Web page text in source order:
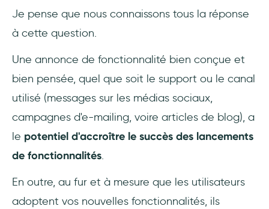
Je pense que nous connaissons tous la réponse
à cette question.
Une annonce de fonctionnalité bien conçue et
bien pensée, quel que soit le support ou le canal
utilisé (messages sur les médias sociaux,
campagnes d'e-mailing, voire articles de blog), a
le potentiel d'accroître le succès des lancements
de fonctionnalités.
En outre, au fur et à mesure que les utilisateurs
adoptent vos nouvelles fonctionnalités, ils